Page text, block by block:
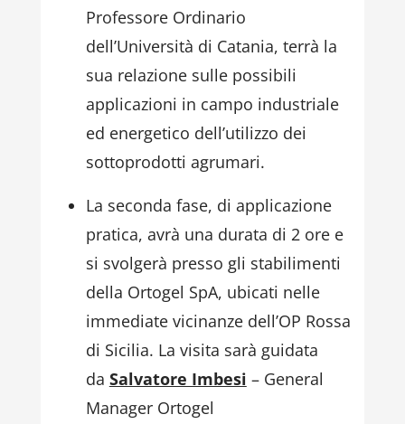
Professore Ordinario
dell’Università di Catania, terrà la
sua relazione sulle possibili
applicazioni in campo industriale
ed energetico dell’utilizzo dei
sottoprodotti agrumari.
La seconda fase, di applicazione
pratica, avrà una durata di 2 ore e
si svolgerà presso gli stabilimenti
della Ortogel SpA, ubicati nelle
immediate vicinanze dell’OP Rossa
di Sicilia. La visita sarà guidata
da Salvatore Imbesi – General
Manager Ortogel